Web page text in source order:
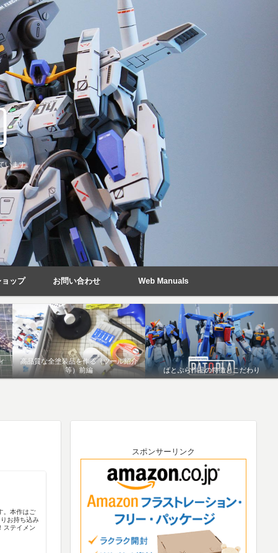
います。
ップ お問い合わせ Web Manuals
高品質な全塗装品を作る（ツール紹介
等）前編
ぱとぷら作品の特徴とこだわり
。本作はご
お持ち込み
ステイメン
スポンサーリンク